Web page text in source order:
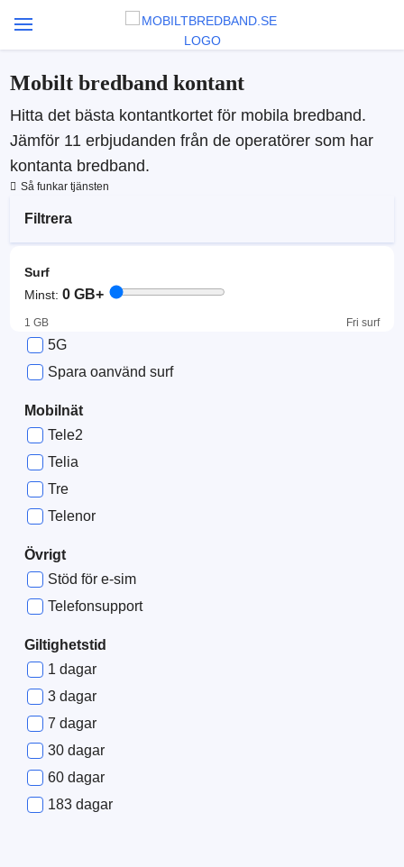
Mobilt bredband kontant
Hitta det bästa kontantkortet för mobila bredband.
Jämför 11 erbjudanden från de operatörer som har
kontanta bredband.
Så funkar tjänsten
Filtrera
Surf
Minst:0 GB+
1 GB Fri surf
5G
Spara oanvänd surf
Mobilnät
Tele2
Telia
Tre
Telenor
Övrigt
Stöd för e-sim
Telefonsupport
Giltighetstid
1 dagar
3 dagar
7 dagar
30 dagar
60 dagar
183 dagar